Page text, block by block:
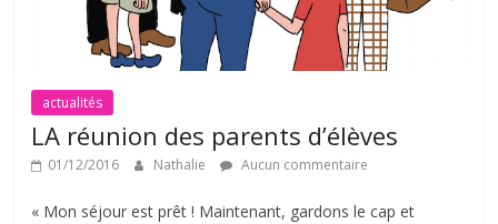
actualités
LA réunion des parents d’élèves
01/12/2016 Nathalie Aucun commentaire
« Mon séjour est prêt ! Maintenant, gardons le cap et